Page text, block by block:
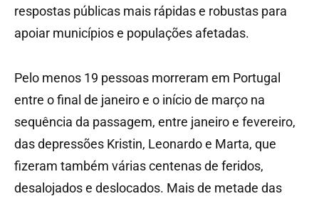
respostas públicas mais rápidas e robustas para
apoiar municípios e populações afetadas.
Pelo menos 19 pessoas morreram em Portugal
entre o final de janeiro e o início de março na
sequência da passagem, entre janeiro e fevereiro,
das depressões Kristin, Leonardo e Marta, que
fizeram também várias centenas de feridos,
desalojados e deslocados. Mais de metade das